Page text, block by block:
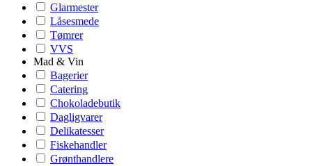
Glarmester
Låsesmede
Tømrer
VVS
Mad & Vin
Bagerier
Catering
Chokoladebutik
Dagligvarer
Delikatesser
Fiskehandler
Grønthandlere